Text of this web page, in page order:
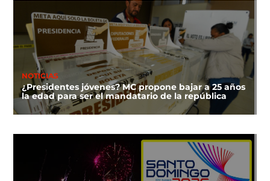
NOTICIAS
¿Presidentes jóvenes? MC propone bajar a 25 años
la edad para ser el mandatario de la república